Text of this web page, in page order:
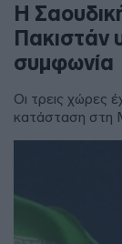
Η
Πακιστάν
συμφωνία
Οι τρεις χώρες
κατάσταση στη